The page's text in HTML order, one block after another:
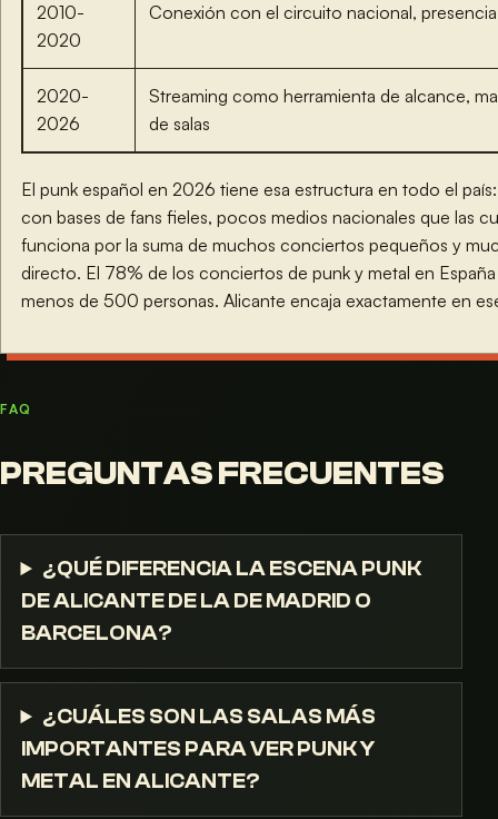
2010-
2020
Conexión con el circuito nacional,
2020-
2026
Streaming como herramienta de alcance,
de salas
El punk español en 2026 tiene esa estructura en todo el
con bases de fans fieles, pocos medios nacionales que las
funciona por la suma de muchos conciertos pequeños y
directo. El 78% de los conciertos de punk y metal en España
menos de 500 personas. Alicante encaja exactamente en
FAQ
PREGUNTAS FRECUENTES
¿QUÉ DIFERENCIA LA ESCENA PUNK
DE ALICANTE DE LA DE MADRID O
BARCELONA?
¿CUÁLES SON LAS SALAS MÁS
IMPORTANTES PARA VER PUNK Y
METAL EN ALICANTE?